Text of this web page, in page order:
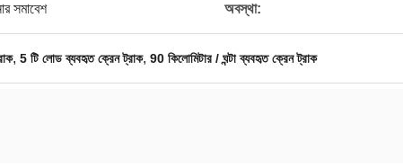
সমাবেশ অবস্থা:
, 5 টি লোড ব্যবহৃত ক্রেন ট্রাক, 90 কিলোমিটার / ঘন্টা ব্যবহৃত ক্রেন ট্রাক